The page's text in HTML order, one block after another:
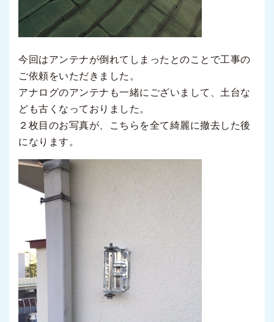
今回はアンテナが倒れてしまったとのことで工事の
ご依頼をいただきました。
アナログのアンテナも一緒にございまして、土台な
ども古くなっておりました。
２枚目のお写真が、こちらを全て綺麗に撤去した後
になります。